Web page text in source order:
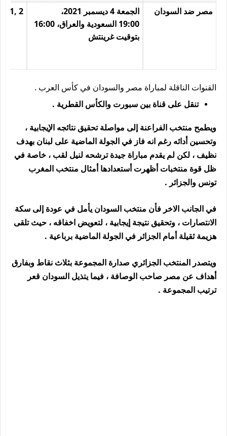
مصر ضد السودان
الجمعة 4 ديسمبر 2021،
19:00 السعودية والعراق، 16:00
بتوقيت غرينتش
1, 2
القنوات الناقلة لمباراة مصر والسودان في كأس العرب .
تنقل على قناة بين سبورت والكأس القطرية .
ويطمح منتخب الفراعنة إلى مواصلة تحقيق نتائجه الإيجابية ،
وتحسين أدائه رغم انه فاز في الجولة الماضية على لبنان بهدف
نظيف ، لكن لم يقدم مباراة جيدة ترشحه لنيل لقب ، خاصة في
ظل قوة منتخبات أظهرت أستعدادها أمثال منتخب المغرب
تونس والجزائر .
في الجانب الاخر فأن منتخب السودان يأمل في عودة إلى سكة
الانتصارات ، وتحقيق نتيجة إيجابية ، لتعويض اخفاقه ، حيث تلقى
هزيمة ثقيلة أمام الجزائر في الجولة الماضية برباعية .
ويتصدر المنتخب الجزائري صدارة المجموعة بثلاث نقاط وبفارق
أهداف عن مصر صاحب الوصافة ، فيما يتذيل السودان قعر
ترتيب المجموعة .